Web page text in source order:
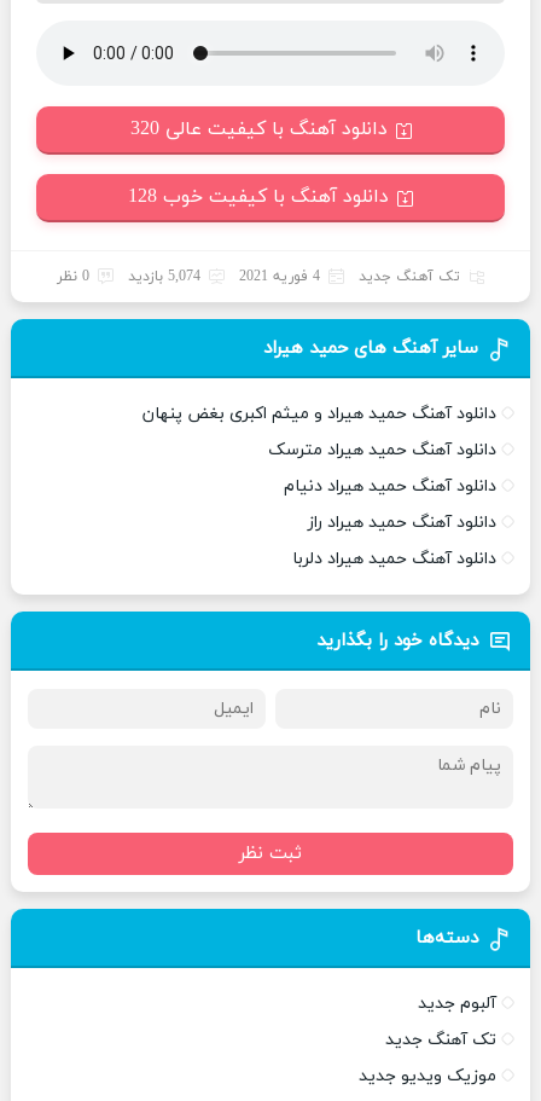
دانلود آهنگ با کیفیت عالی 320
دانلود آهنگ با کیفیت خوب 128
تک آهنگ جدید 4 فوریه 2021 5,074 بازدید 0 نظر
سایر آهنگ های حمید هیراد
دانلود آهنگ حمید هیراد و میثم اکبری بغض پنهان
دانلود آهنگ حمید هیراد مترسک
دانلود آهنگ حمید هیراد دنیام
دانلود آهنگ حمید هیراد راز
دانلود آهنگ حمید هیراد دلربا
دیدگاه خود را بگذارید
ثبت نظر
دسته‌ها
آلبوم جدید
تک آهنگ جدید
موزیک ویدیو جدید